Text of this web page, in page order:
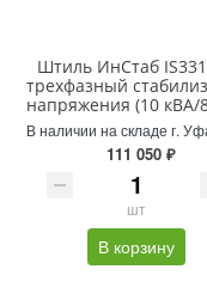
Штиль ИнСтаб
трехфазный
напряжения (10 кВА/
В наличии на складе г.
111 050 ₽
шт
В корзину